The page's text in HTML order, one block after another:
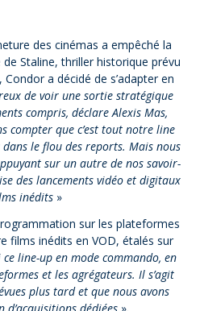
des cinémas a empêché la
Staline, thriller historique prévu
a décidé de s’adapter en
de voir une sortie stratégique
compris, déclare Alexis Mas,
compter que c’est tout notre line
le flou des reports. Mais nous
sur un autre de nos savoir-
des lancements vidéo et digitaux
inédits »
sur les plateformes
films inédits en VOD, étalés sur
line-up en mode commando, en
et les agrégateurs. Il s’agit
plus tard et que nous avons